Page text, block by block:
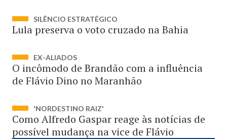
SILÊNCIO ESTRATÉGICO
Lula preserva o voto cruzado na Bahia
EX-ALIADOS
O incômodo de Brandão com a influência
de Flávio Dino no Maranhão
'NORDESTINO RAIZ'
Como Alfredo Gaspar reage às notícias de
possível mudança na vice de Flávio